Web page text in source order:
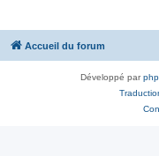
Accueil du forum
Développé par